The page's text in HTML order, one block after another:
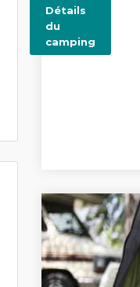
Détails
du
camping